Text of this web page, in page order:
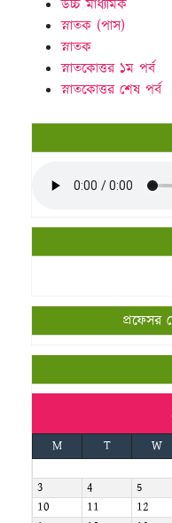
উচ্চ মাধ্যমিক
স্নাতক (পাস)
স্নাতক
স্নাতকোত্তর ১ম পর্ব
স্নাতকোত্তর শেষ পর্ব
M
T W
3
4 5
10
11 12